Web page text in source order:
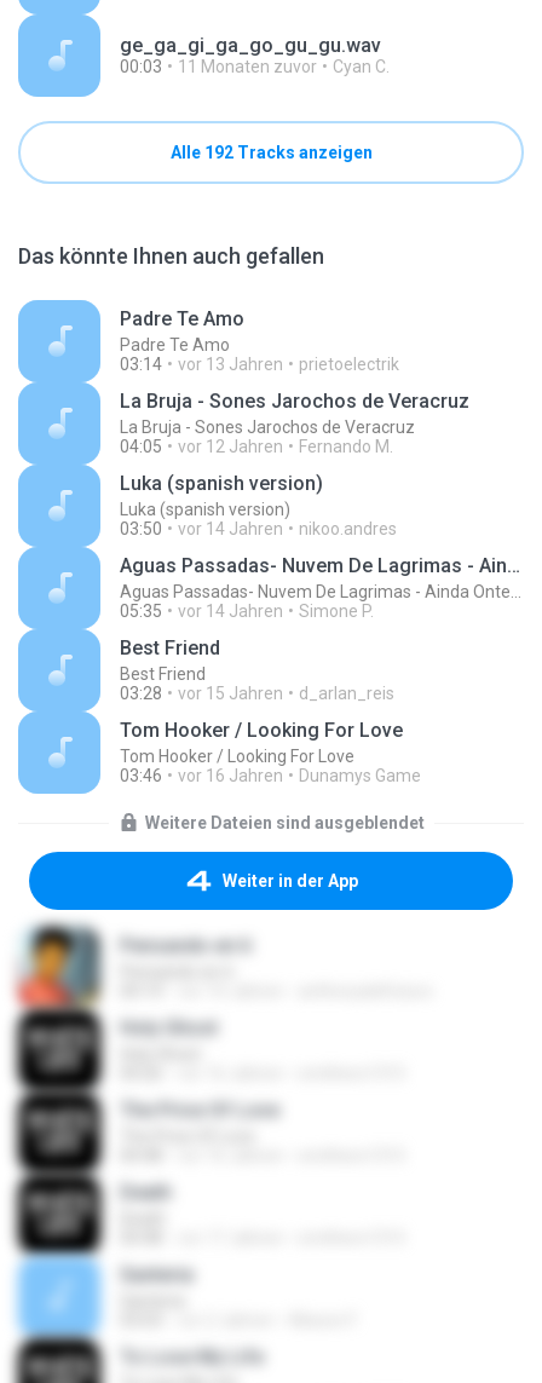
ge_ga_gi_ga_go_gu_gu.wav
00:03 11 Monaten zuvor Cyan C.
Alle 192 Tracks anzeigen
Das könnte Ihnen auch gefallen
Padre Te Amo
Padre Te Amo
03:14
vor 13 Jahren prietoelectrik
La Bruja - Sones Jarochos de Veracruz
La Bruja - Sones Jarochos de Veracruz
04:05
vor 12 Jahren Fernando M.
Luka (spanish version)
Luka (spanish version)
03:50
vor 14 Jahren nikoo.andres
Aguas Passadas- Nuvem De Lagrimas - Ainda Ontem Chorei De Saudade
05:35
vor 14 Jahren Simone P.
Best Friend
Best Friend
03:28
vor 15 Jahren d_arlan_reis
Tom Hooker / Looking For Love
Tom Hooker / Looking For Love
03:46
vor 16 Jahren Dunamys Game
Weitere Dateien sind ausgeblendet
Weiter in der App
Pensando en ti
Holy Ghost
The Price Of Love
Death
Santeria
To Lose My Life